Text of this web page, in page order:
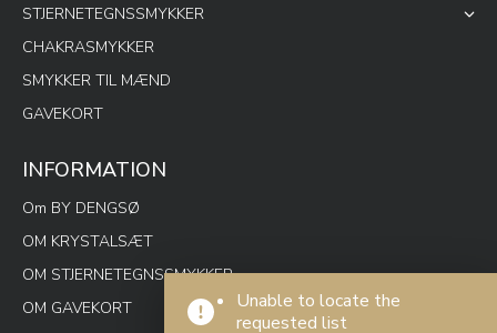
Unable to locate the
requested list
STJERNETEGNSSMYKKER
CHAKRASMYKKER
SMYKKER TIL MÆND
GAVEKORT
INFORMATION
Om BY DENGSØ
OM KRYSTALSÆT
OM STJERNETEGNSSMYKKER
OM GAVEKORT